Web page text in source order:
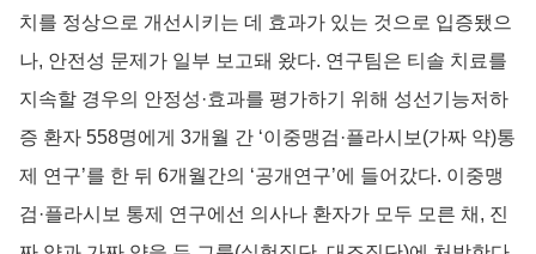
치를 정상으로 개선시키는 데 효과가 있는 것으로 입증됐으
나, 안전성 문제가 일부 보고돼 왔다. 연구팀은 티솔 치료를
지속할 경우의 안정성·효과를 평가하기 위해 성선기능저하
증 환자 558명에게 3개월 간 ‘이중맹검·플라시보(가짜 약)통
제 연구’를 한 뒤 6개월간의 ‘공개연구’에 들어갔다. 이중맹
검·플라시보 통제 연구에선 의사나 환자가 모두 모른 채, 진